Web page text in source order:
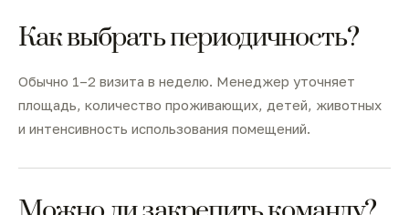
Как выбрать периодичность?
Обычно 1–2 визита в неделю. Менеджер уточняет
площадь, количество проживающих, детей, животных
и интенсивность использования помещений.